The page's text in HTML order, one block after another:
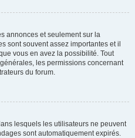
annonces et seulement sur la
sont souvent assez importantes et il
vous en avez la possibilité. Tout
les permissions concernant
du forum.
lesquels les utilisateurs ne peuvent
sont automatiquement expirés.